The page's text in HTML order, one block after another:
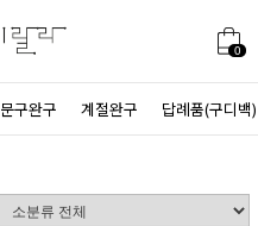
0
문구완구 계절완구 답례품(구디백)